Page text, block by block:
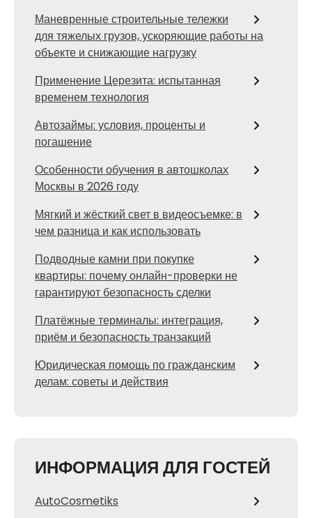
Маневренные строительные тележки
для тяжелых грузов, ускоряющие работы на
объекте и снижающие нагрузку
Применение Церезита: испытанная
временем технология
Автозаймы: условия, проценты и
погашение
Особенности обучения в автошколах
Москвы в 2026 году
Мягкий и жёсткий свет в видеосъемке: в
чем разница и как использовать
Подводные камни при покупке
квартиры: почему онлайн-проверки не
гарантируют безопасность сделки
Платёжные терминалы: интеграция,
приём и безопасность транзакций
Юридическая помощь по гражданским
делам: советы и действия
ИНФОРМАЦИЯ ДЛЯ ГОСТЕЙ
AutoCosmetiks